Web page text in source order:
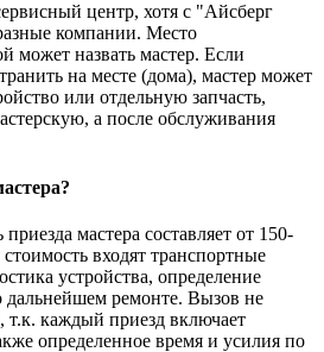
центр, хотя с "Айсберг
компании. Место
может назвать мастер. Если
на месте (дома), мастер может
или отдельную запчасть,
а после обслуживания
мастера составляет от 150-
входят транспортные
устройства, определение
дальнейшем ремонте. Вызов не
каждый приезд включает
определенное время и усилия по